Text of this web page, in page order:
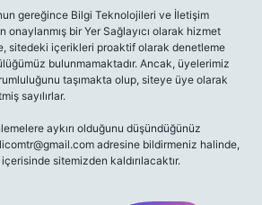
gereğince Bilgi Teknolojileri ve İletişim
onaylanmış bir Yer Sağlayıcı olarak hizmet
sitedeki içerikleri proaktif olarak denetleme
bulunmamaktadır. Ancak, üyelerimiz
taşımakta olup, siteye üye olarak
sayılırlar.
aykırı olduğunu düşündüğünüz
adresine bildirmeniz halinde,
sitemizden kaldırılacaktır.